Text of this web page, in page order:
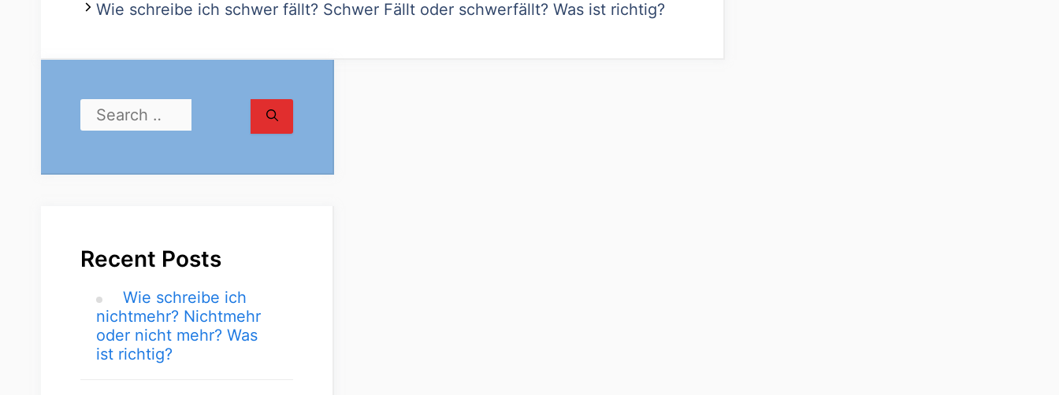
Wie schreibe ich schwer fällt? Schwer Fällt oder schwerfällt? Was ist richtig?
Recent Posts
Wie schreibe ich
nichtmehr? Nichtmehr
oder nicht mehr? Was
ist richtig?